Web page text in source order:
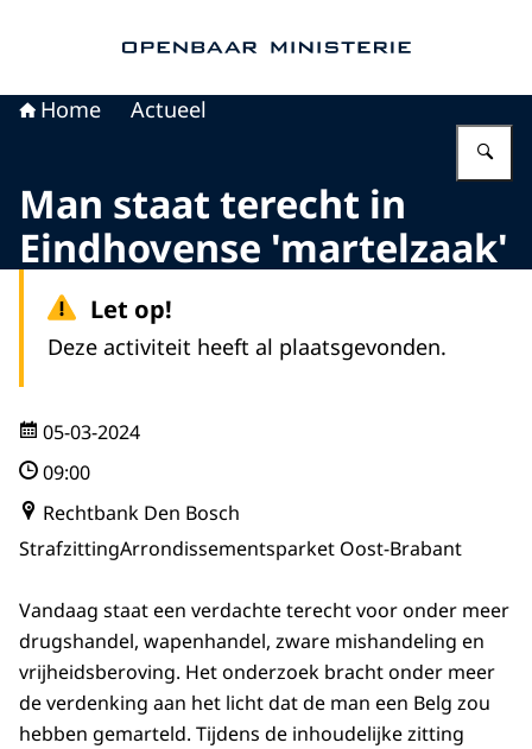
Home Actueel
Man staat terecht in
Eindhovense 'martelzaak'
Let op!
Deze activiteit heeft al plaatsgevonden.
05-03-2024
09:00
Rechtbank Den Bosch
StrafzittingArrondissementsparket Oost-Brabant
Vandaag staat een verdachte terecht voor onder meer
drugshandel, wapenhandel, zware mishandeling en
vrijheidsberoving. Het onderzoek bracht onder meer
de verdenking aan het licht dat de man een Belg zou
hebben gemarteld. Tijdens de inhoudelijke zitting